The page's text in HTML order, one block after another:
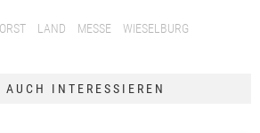
LAND MESSE WIESELBURG
INTERESSIEREN